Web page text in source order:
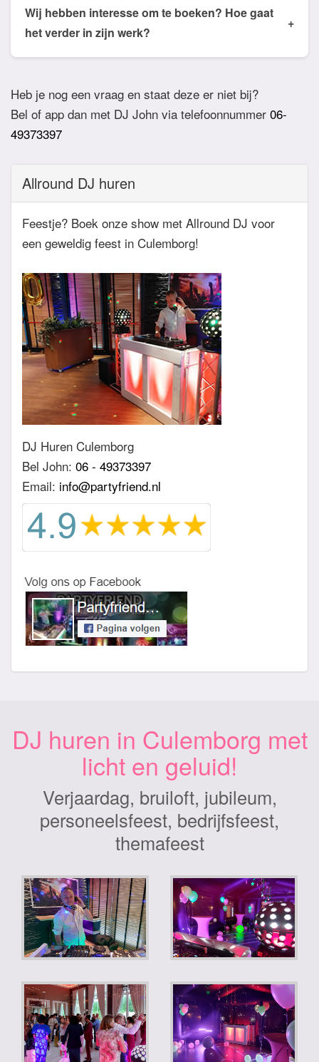
de email of app welke nummers of stijlen jullie niet
willen horen. De DJ houdt daar dan rekening mee.
Wij hebben interesse om te boeken? Hoe gaat
het verder in zijn werk?
+
zodat het feest definitief geboekt is. Wij vragen
overigens geen aanbetaling. Tegen die dat het
feest eraan komt zullen we nog even contact
hebben betreft de muziekwensen en de planning
van de avond. Daarnaast zijn wij altijd bereikbaar
zowel telefonisch, via e-mail of de app.
Heb je nog een vraag en staat deze er niet bij?
Bel of app dan met DJ John via telefoonnummer 06-
49373397
Allround DJ huren
Feestje? Boek onze show met Allround DJ voor
een geweldig feest in Culemborg!
DJ Huren Culemborg
Bel John: 06 - 49373397
Email: info@partyfriend.nl
DJ huren in Culemborg met
licht en geluid!
Verjaardag, bruiloft, jubileum,
personeelsfeest, bedrijfsfeest,
themafeest